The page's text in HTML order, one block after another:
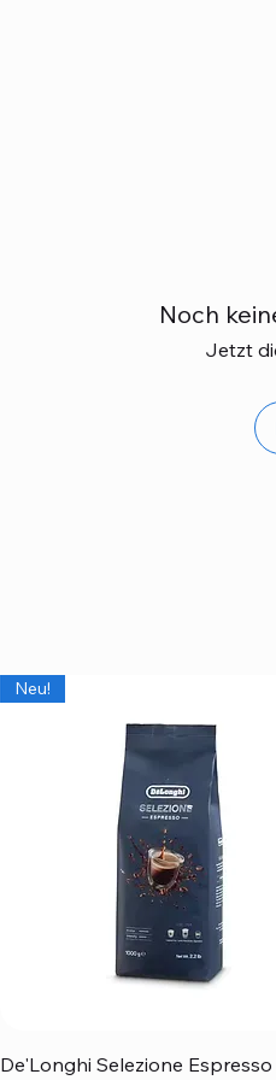
Noch
Jetzt
Schnellansicht
Neu!
De'Longhi Selezione Espresso